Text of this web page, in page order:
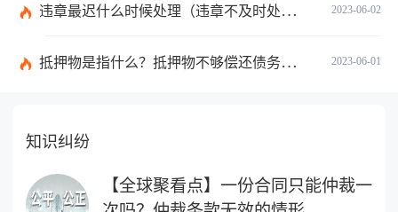
2023-06-02
违章最迟什么时候处理（违章不及时处理什么时候产生滞纳金）
2023-06-01
抵押物是指什么？抵押物不够偿还债务怎么办？
知识纠纷
【全球聚看点】一份合同只能仲裁一